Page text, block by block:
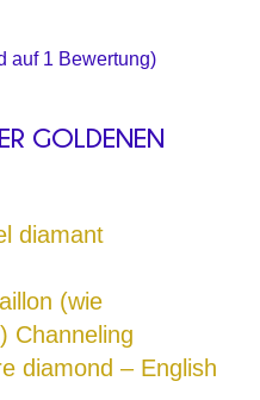
auf 1 Bewertung)
GOLDENEN
diamant
(wie
Channeling
diamond – English